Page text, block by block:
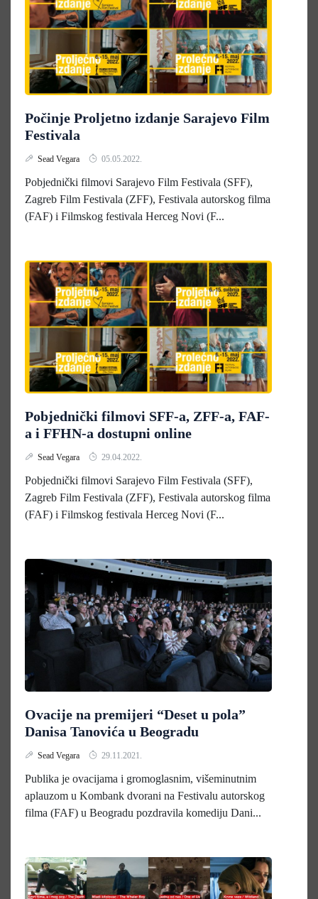
Počinje Proljetno izdanje Sarajevo Film
Festivala
Sead Vegara 05.05.2022.
Pobjednički filmovi Sarajevo Film Festivala (SFF),
Zagreb Film Festivala (ZFF), Festivala autorskog filma
(FAF) i Filmskog festivala Herceg Novi (F...
Pobjednički filmovi SFF-a, ZFF-a, FAF-
a i FFHN-a dostupni online
Sead Vegara 29.04.2022.
Pobjednički filmovi Sarajevo Film Festivala (SFF),
Zagreb Film Festivala (ZFF), Festivala autorskog filma
(FAF) i Filmskog festivala Herceg Novi (F...
Ovacije na premijeri “Deset u pola”
Danisa Tanovića u Beogradu
Sead Vegara 29.11.2021.
Publika je ovacijama i gromoglasnim, višeminutnim
aplauzom u Kombank dvorani na Festivalu autorskog
filma (FAF) u Beogradu pozdravila komediju Dani...